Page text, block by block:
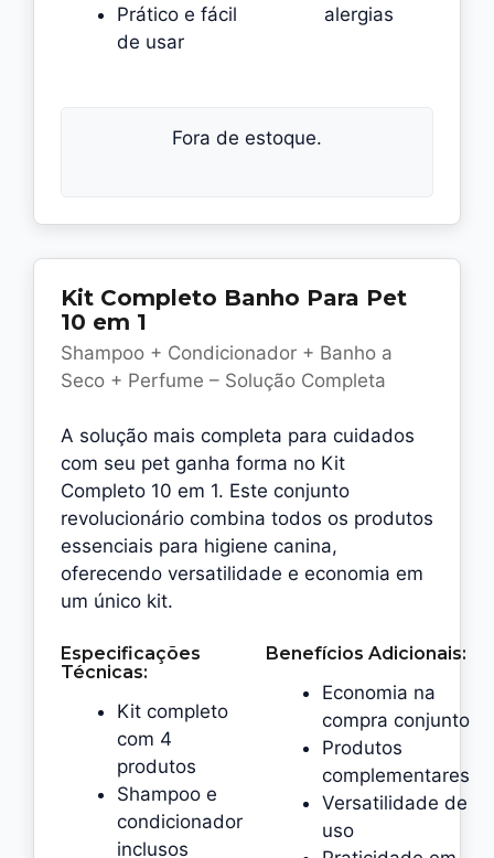
Prático e fácil
de usar
alergias
Fora de estoque.
Kit Completo Banho Para Pet
10 em 1
Shampoo + Condicionador + Banho a
Seco + Perfume – Solução Completa
A solução mais completa para cuidados
com seu pet ganha forma no Kit
Completo 10 em 1. Este conjunto
revolucionário combina todos os produtos
essenciais para higiene canina,
oferecendo versatilidade e economia em
um único kit.
Especificações
Técnicas:
Kit completo
com 4
produtos
Shampoo e
condicionador
inclusos
Benefícios Adicionais:
Economia na
compra conjunto
Produtos
complementares
Versatilidade de
uso